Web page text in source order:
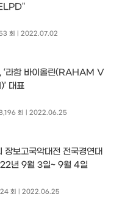
회
| 2022.07.02
‘라함 바이올린(RAHAM V
대표
회
| 2022.06.25
장보고국악대전 전국경연대
년 9월 3일~ 9월 4일
회
| 2022.06.25